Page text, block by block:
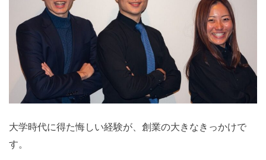
大学時代に得た悔しい経験が、創業の大きなきっかけで
す。